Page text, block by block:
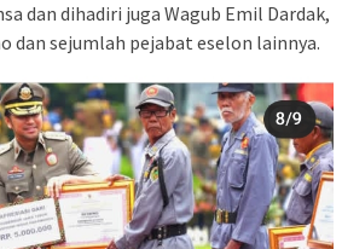
dan dihadiri juga Wagub Emil Dardak,
dan sejumlah pejabat eselon lainnya.